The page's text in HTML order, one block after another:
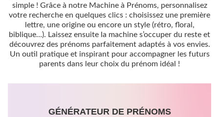
simple ! Grâce à notre Machine à Prénoms, personnalisez
votre recherche en quelques clics : choisissez une première
lettre, une origine ou encore un style (rétro, floral,
biblique…). Laissez ensuite la machine s’occuper du reste et
découvrez des prénoms parfaitement adaptés à vos envies.
Un outil pratique et inspirant pour accompagner les futurs
parents dans leur choix du prénom idéal !
GÉNÉRATEUR DE PRÉNOMS